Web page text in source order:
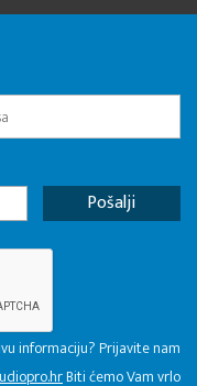
informaciju? Prijavite nam
Biti ćemo Vam vrlo